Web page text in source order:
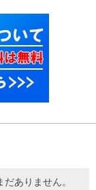
ありません。